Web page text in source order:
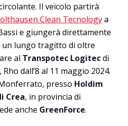
Il veicolo partirà
Clean Tecnologya
e giungerà direttamente
un lungo tragitto di oltre
al Transpotec Logitecdi
dall’8 al 11 maggio 2024.
presso Holdim
Crea, in provincia di
anche GreenForce.